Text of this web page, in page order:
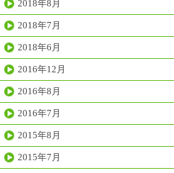
2018年8月
2018年7月
2018年6月
2016年12月
2016年8月
2016年7月
2015年8月
2015年7月